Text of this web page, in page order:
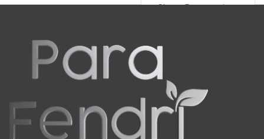
enrichi en 3 types d'acide
élastomères pour une
peau intensément
hydratée et visiblement
plus ferme.
Chute Progressive :
les cheveux pour des
résultats visibles après 3